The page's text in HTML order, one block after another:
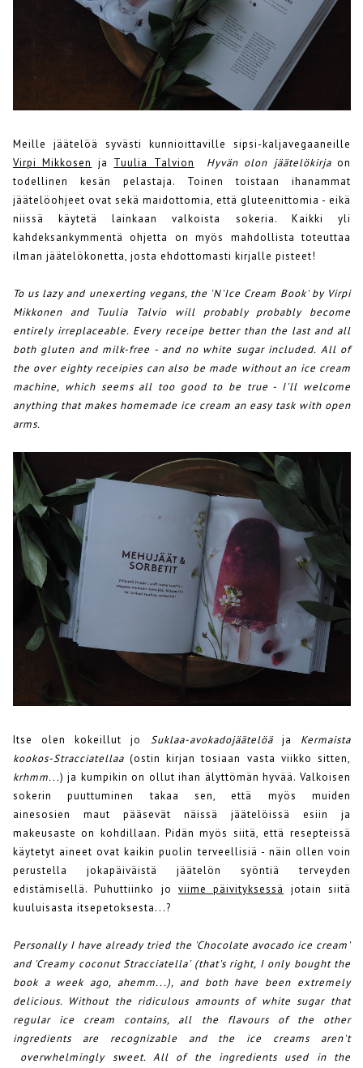
Meille jäätelöä syvästi kunnioittaville sipsi-kaljavegaaneille
Virpi Mikkosen ja Tuulia Talvion Hyvän olon jäätelökirjaon
todellinen kesän pelastaja. Toinen toistaan ihanammat
jäätelöohjeet ovat sekä maidottomia, että gluteenittomia - eikä
niissä käytetä lainkaan valkoista sokeria. Kaikki yli
kahdeksankymmentä ohjetta on myös mahdollista toteuttaa
ilman jäätelökonetta, josta ehdottomasti kirjalle pisteet!
To us lazy and unexerting vegans, the 'N'Ice Cream Book' by Virpi
Mikkonen and Tuulia Talvio will probably probably become
entirely irreplaceable. Every receipe better than the last and all
both gluten and milk-free - and no white sugar included. All of
the over eighty receipies can also be made without an ice cream
machine, which seems all too good to be true - I'll welcome
anything that makes homemade ice cream an easy task with open
arms.
Itse olen kokeillut jo Suklaa-avokadojäätelöäja Kermaista
kookos-Stracciatellaa(ostin kirjan tosiaan vasta viikko sitten,
krhmm...) ja kumpikin on ollut ihan älyttömän hyvää. Valkoisen
sokerin puuttuminen takaa sen, että myös muiden
ainesosien maut pääsevät näissä jäätelöissä esiin ja
makeusaste on kohdillaan. Pidän myös siitä, että resepteissä
käytetyt aineet ovat kaikin puolin terveellisiä - näin ollen voin
perustella jokapäiväistä jäätelön syöntiä terveyden
edistämisellä. Puhuttiinko jo viime päivityksessä
jotain siitä
kuuluisasta itsepetoksesta...?
Personally I have already tried the 'Chocolate avocado ice cream'
and 'Creamy coconut Stracciatella' (that's right, I only bought the
book a week ago, ahemm...), and both have been extremely
delicious. Without the ridiculous amounts of white sugar that
regular ice cream contains, all the flavours of the other
ingredients are recognizable and the ice creams aren't
overwhelmingly sweet. All of the ingredients used in the